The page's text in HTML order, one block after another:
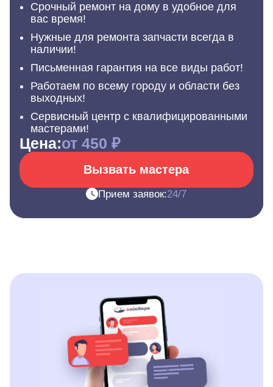
Срочный ремонт на дому в удобное для
вас время!
Нужные для ремонта запчасти всегда в
наличии!
Письменная гарантия на все виды работ!
Работаем по всему городу и области без
выходных!
Сервисный центр с квалифицированными
мастерами!
Цена:от 450 ₽
Вызвать мастера
Прием заявок:24/7